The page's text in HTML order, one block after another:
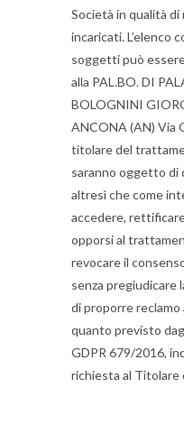
Società in qualità
incaricati. L’elenco
soggetti può
alla PAL.BO. DI
BOLOGNINI
ANCONA (AN) Via
titolare del
saranno oggetto di
altresì che come
accedere,
opporsi al
revocare il
senza
di proporre reclamo
quanto previsto
GDPR 679/2016,
richiesta al